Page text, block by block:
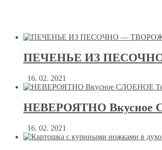
ПЕЧЕНЬЕ ИЗ
16. 02. 2021
НЕВЕРОЯТНО Вкусное
16. 02. 2021